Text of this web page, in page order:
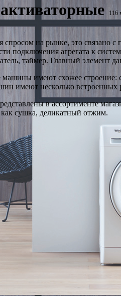
116
на рынке, это связано
подключения агрегата к
таймер. Главный
имеют схожее
имеют несколько
в ассортименте
сушка, деликатный отжим.